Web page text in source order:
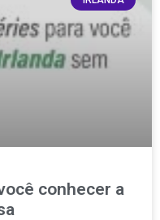
conhecer a